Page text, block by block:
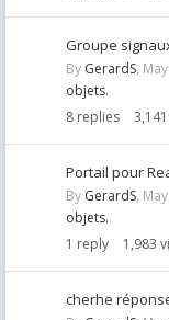
Groupe
By GerardS,
objets.
8 replies 3,141
Portail pour
By GerardS,
objets.
1 reply 1,983
cherhe